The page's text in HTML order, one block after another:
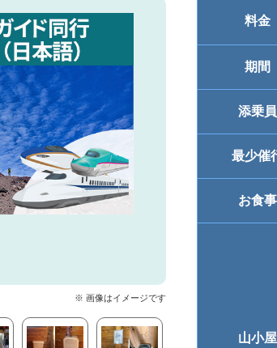
※ 画像はイメージです
料金
期間
添乗員
最少催
お食事
山小屋